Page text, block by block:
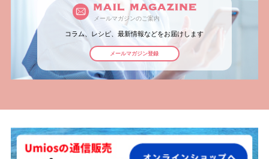
メールマガジンのご案内
コラム、レシピ、最新情報などをお届けします
メールマガジン登録